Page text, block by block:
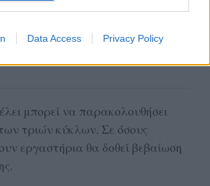
Data Access Privacy Policy
μπορεί να παρακολουθήσει
τριών κύκλων. Σε όσους
εργαστήρια θα δοθεί βεβαίωση